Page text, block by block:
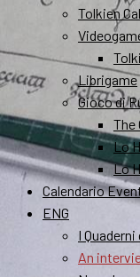
Tolkien
Librigame
Gioco di
The
Lo
Lo
Calendario
ENG
I
An